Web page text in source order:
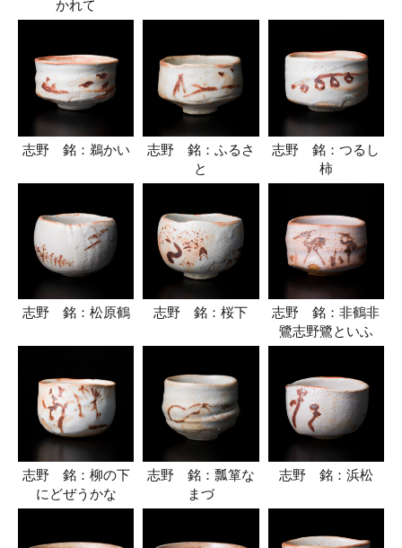
かれて
志野 銘：鵜かい
志野 銘：ふるさ
と
志野 銘：つるし
柿
志野 銘：松原鶴 志野 銘：桜下
志野 銘：非鶴非
鷺志野鷺といふ
志野 銘：柳の下
にどぜうかな
志野 銘：瓢箪な
まづ
志野 銘：浜松